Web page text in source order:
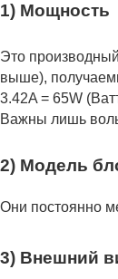
1) Мощность
Это
выше),
3.42A = 65W
Важны лишь
2) Модель
Они постоянно
3) Внешний